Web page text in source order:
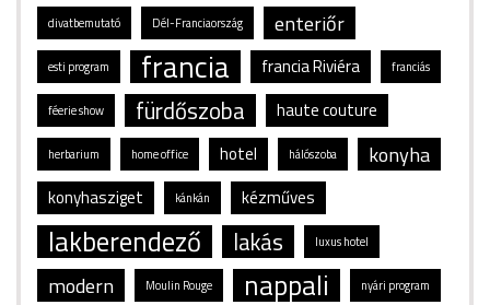
divatbemutató Dél-Franciaország enteriőr
esti program francia francia Riviéra franciás
féerie show fürdőszoba haute couture
herbarium home office hotel hálószoba konyha
konyhasziget kánkán kézműves
lakberendező lakás luxus hotel
modern Moulin Rouge nappali nyári program